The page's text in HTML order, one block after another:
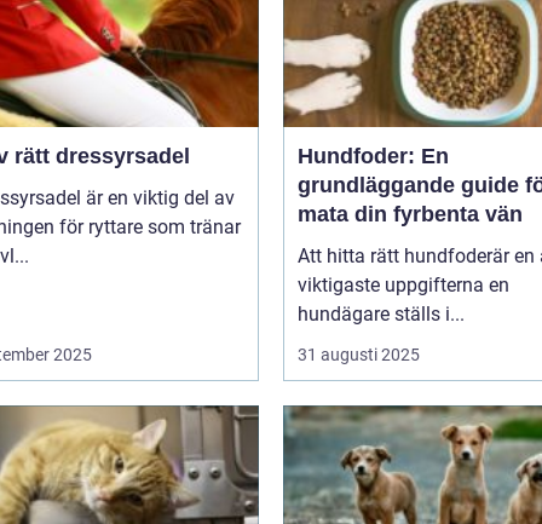
rätt dressyrsadel
är en viktig del av
för ryttare som tränar
2025
Hundfoder: En
grundläggande guide
mata din fyrbenta vän
Att hitta rätt hundfoderär en
viktigaste uppgifterna en
hundägare ställs i...
31 augusti 2025